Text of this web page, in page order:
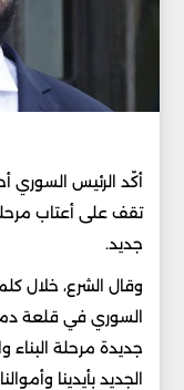
أكّد الرئيس السوري
تقف على أعتاب مرحلة
جديد.
وقال الشرع، خلال
السوري في قلعة
جديدة مرحلة البناء
الجديد بأيدينا